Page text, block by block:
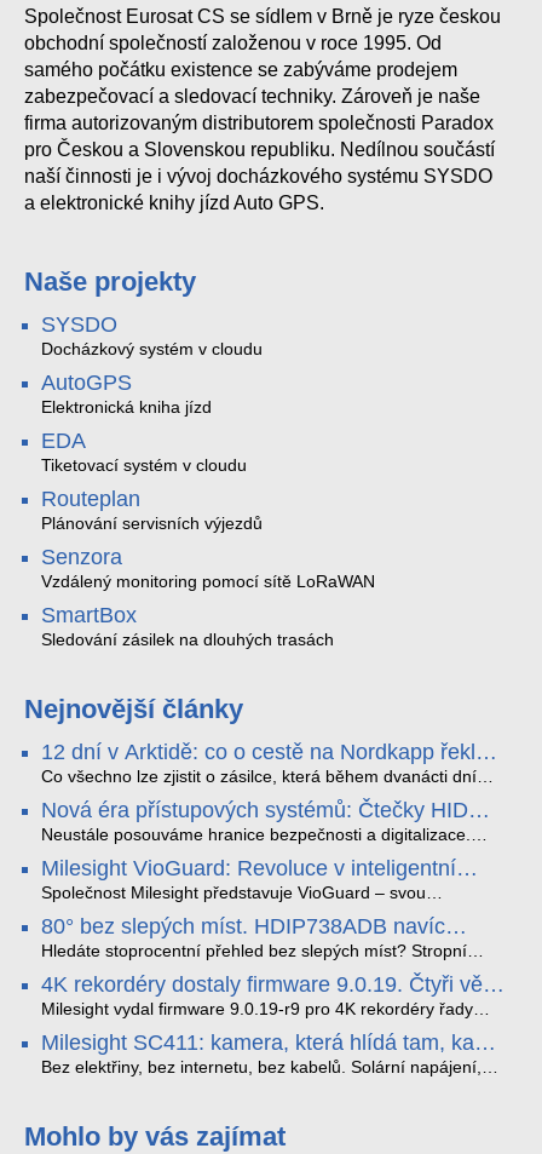
Společnost Eurosat CS se sídlem v Brně je ryze českou
obchodní společností založenou v roce 1995. Od
samého počátku existence se zabýváme prodejem
zabezpečovací a sledovací techniky. Zároveň je naše
firma autorizovaným distributorem společnosti Paradox
pro Českou a Slovenskou republiku. Nedílnou součástí
naší činnosti je i vývoj docházkového systému SYSDO
a elektronické knihy jízd Auto GPS.
Naše projekty
SYSDO
Docházkový systém v cloudu
AutoGPS
Elektronická kniha jízd
EDA
Tiketovací systém v cloudu
Routeplan
Plánování servisních výjezdů
Senzora
Vzdálený monitoring pomocí sítě LoRaWAN
SmartBox
Sledování zásilek na dlouhých trasách
Nejnovější články
12 dní v Arktidě: co o cestě na Nordkapp řekla
data ze SMARTBOX 2 MAX
Co všechno lze zjistit o zásilce, která během dvanácti dní
projede Arktidou? SMARTBOX 2 MAX jsme vzali na trasu z
Tromsø přes Lofoty, Kirunu a finské Laponsko až na
Nordkapp. Bez jediného dobití, v mrazu až −13 °C a mimo
stabilní mobilní signál zaznamenával polohu, teplotu, světlo,
otřesy i náklon. Výsledkem není jen čára na mapě, ale
podrobný datový příběh celé cesty.
Nová éra přístupových systémů: Čtečky HID
Signo
Neustále posouváme hranice bezpečnosti a digitalizace.
Rádi bychom Vám proto představili naši nejnovější nabídku
v oblasti kontroly přístupu – moderní a vysoce univerzální
čtečky HID Signo.
Milesight VioGuard: Revoluce v inteligentní
detekci dopravních přestupků
Společnost Milesight představuje VioGuard – svou
nejnovější proprietární technologii pro pokročilou detekci
dopravních přestupků. Tento systém, poháněný
sofistikovanými algoritmy umělé inteligence (AI), je navržen
tak, aby poskytoval komplexní nástroje pro vymáhání
dopravních předpisů, zvyšoval bezpečnost na silnicích a
optimalizoval plynulost dopravy v moderních městech.
80° bez slepých míst. HDIP738ADB navíc
streamuje na YouTube – bez PC.
Hledáte stoprocentní přehled bez slepých míst? Stropní
panoramatická kamera HDIP738ADB skládá obraz ze dvou
4MP senzorů SONY do jednoho čistého 180° záběru bez
zkreslení. K tomu přidává AI detekci osob a vozidel,
obousměrný zvuk a unikátní možnost přímého vysílání na
YouTube – bez běžícího počítače.
4K rekordéry dostaly firmware 9.0.19. Čtyři věci,
které musíte vědět.
Milesight vydal firmware 9.0.19-r9 pro 4K rekordéry řady
H.265. Pokud tyhle systémy instalujete, jsou tu čtyři věci,
které vám zjednoduší práci – a jedna z nich vám ušetří
spoustu zbytečných výjezdů k zákazníkům.
Milesight SC411: kamera, která hlídá tam, kam
kabel nedosáhne
Bez elektřiny, bez internetu, bez kabelů. Solární napájení,
váš telefon. Podívejte se na video.
Mohlo by vás zajímat